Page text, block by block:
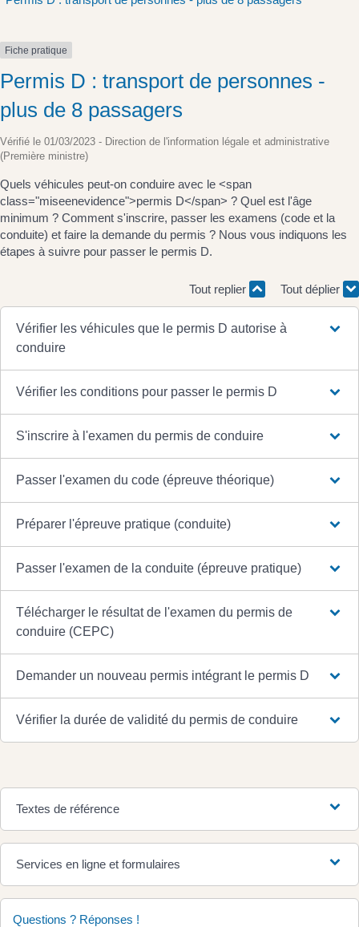
Fiche pratique
Permis D : transport de personnes -
plus de 8 passagers
Vérifié le 01/03/2023 - Direction de l'information légale et administrative
(Première ministre)
Quels véhicules peut-on conduire avec le <span
class="miseenevidence">permis D</span> ? Quel est l'âge
minimum ? Comment s'inscrire, passer les examens (code et la
conduite) et faire la demande du permis ? Nous vous indiquons les
étapes à suivre pour passer le permis D.
Tout replier Tout déplier
Vérifier les véhicules que le permis D autorise à
conduire
Vérifier les conditions pour passer le permis D
S'inscrire à l'examen du permis de conduire
Passer l'examen du code (épreuve théorique)
Préparer l'épreuve pratique (conduite)
Passer l'examen de la conduite (épreuve pratique)
Télécharger le résultat de l'examen du permis de
conduire (CEPC)
Demander un nouveau permis intégrant le permis D
Vérifier la durée de validité du permis de conduire
Textes de référence
Services en ligne et formulaires
Questions ? Réponses !